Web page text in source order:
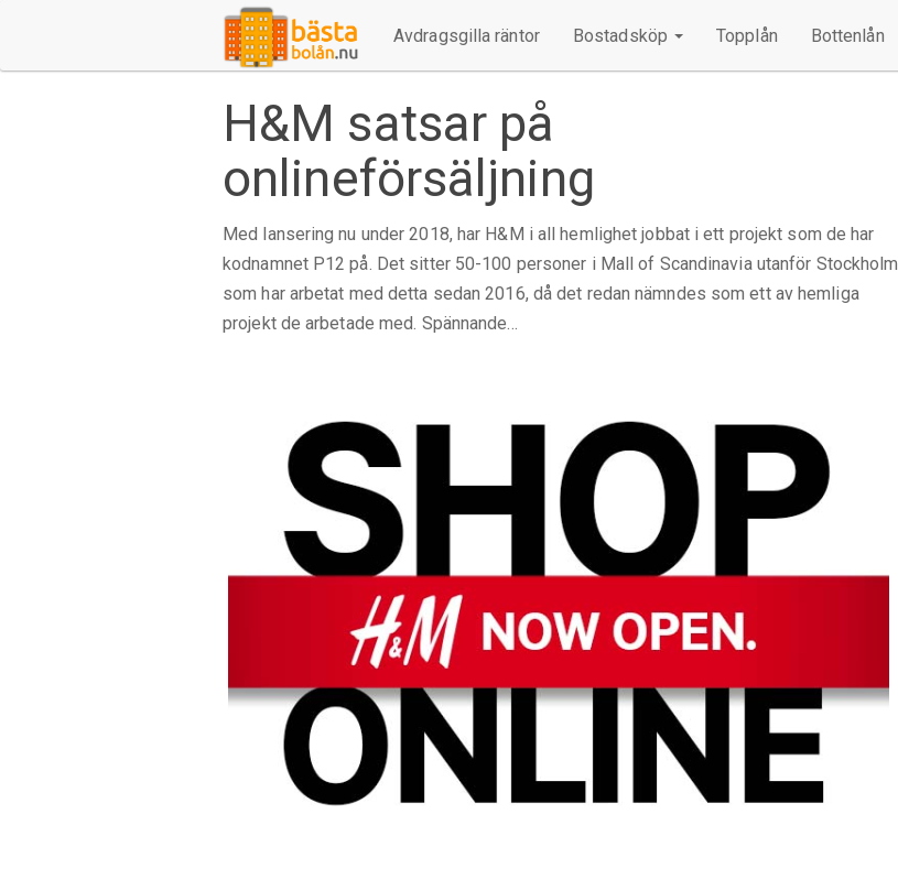
Avdragsgilla räntor Bostadsköp Topplån Bottenlån
H&M satsar på
onlineförsäljning
Med lansering nu under 2018, har H&M i all hemlighet jobbat i ett projekt som de har
kodnamnet P12 på. Det sitter 50-100 personer i Mall of Scandinavia utanför Stockholm
som har arbetat med detta sedan 2016, då det redan nämndes som ett av hemliga
projekt de arbetade med. Spännande…